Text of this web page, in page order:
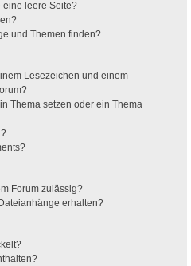
eine leere Seite?
und Themen finden?
Lesezeichen und einem
Thema setzen oder ein Thema
Forum zulässig?
erhalten?